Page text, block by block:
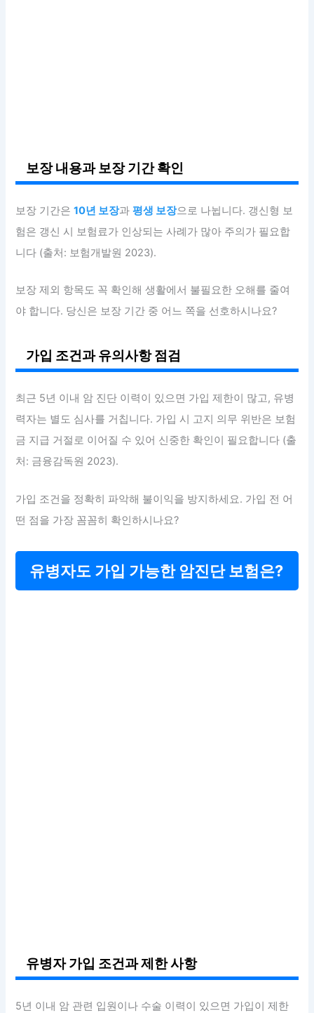
보장 내용과 보장 기간 확인
보장 기간은10년 보장과평생 보장으로 나뉩니다. 갱신형 보
험은 갱신 시 보험료가 인상되는 사례가 많아 주의가 필요합
니다 (출처: 보험개발원 2023).
보장 제외 항목도 꼭 확인해 생활에서 불필요한 오해를 줄여
야 합니다. 당신은 보장 기간 중 어느 쪽을 선호하시나요?
가입 조건과 유의사항 점검
최근 5년 이내 암 진단 이력이 있으면 가입 제한이 많고, 유병
력자는 별도 심사를 거칩니다. 가입 시 고지 의무 위반은 보험
금 지급 거절로 이어질 수 있어 신중한 확인이 필요합니다 (출
처: 금융감독원 2023).
가입 조건을 정확히 파악해 불이익을 방지하세요. 가입 전 어
떤 점을 가장 꼼꼼히 확인하시나요?
유병자도 가입 가능한 암진단 보험은?
유병자 가입 조건과 제한 사항
5년 이내 암 관련 입원이나 수술 이력이 있으면 가입이 제한